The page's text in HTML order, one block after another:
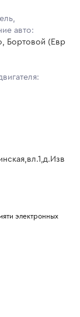
авто:
Бортовой (Евр
электронных